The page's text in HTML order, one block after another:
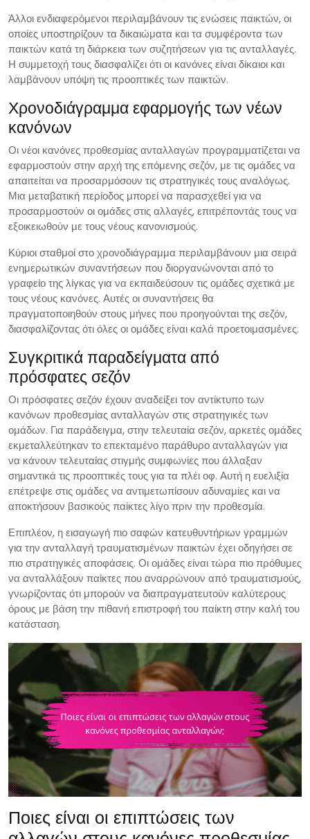
Άλλοι ενδιαφερόμενοι περιλαμβάνουν τις ενώσεις παικτών, οι
οποίες υποστηρίζουν τα δικαιώματα και τα συμφέροντα των
παικτών κατά τη διάρκεια των συζητήσεων για τις ανταλλαγές.
Η συμμετοχή τους διασφαλίζει ότι οι κανόνες είναι δίκαιοι και
λαμβάνουν υπόψη τις προοπτικές των παικτών.
Χρονοδιάγραμμα εφαρμογής των νέων
κανόνων
Οι νέοι κανόνες προθεσμίας ανταλλαγών προγραμματίζεται να
εφαρμοστούν στην αρχή της επόμενης σεζόν, με τις ομάδες να
απαιτείται να προσαρμόσουν τις στρατηγικές τους αναλόγως.
Μια μεταβατική περίοδος μπορεί να παρασχεθεί για να
προσαρμοστούν οι ομάδες στις αλλαγές, επιτρέποντάς τους να
εξοικειωθούν με τους νέους κανονισμούς.
Κύριοι σταθμοί στο χρονοδιάγραμμα περιλαμβάνουν μια σειρά
ενημερωτικών συναντήσεων που διοργανώνονται από το
γραφείο της λίγκας για να εκπαιδεύσουν τις ομάδες σχετικά με
τους νέους κανόνες. Αυτές οι συναντήσεις θα
πραγματοποιηθούν στους μήνες που προηγούνται της σεζόν,
διασφαλίζοντας ότι όλες οι ομάδες είναι καλά προετοιμασμένες.
Συγκριτικά παραδείγματα από
πρόσφατες σεζόν
Οι πρόσφατες σεζόν έχουν αναδείξει τον αντίκτυπο των
κανόνων προθεσμίας ανταλλαγών στις στρατηγικές των
ομάδων. Για παράδειγμα, στην τελευταία σεζόν, αρκετές ομάδες
εκμεταλλεύτηκαν το επεκταμένο παράθυρο ανταλλαγών για
να κάνουν τελευταίας στιγμής συμφωνίες που άλλαξαν
σημαντικά τις προοπτικές τους για τα πλέι οφ. Αυτή η ευελιξία
επέτρεψε στις ομάδες να αντιμετωπίσουν αδυναμίες και να
αποκτήσουν βασικούς παίκτες λίγο πριν την προθεσμία.
Επιπλέον, η εισαγωγή πιο σαφών κατευθυντήριων γραμμών
για την ανταλλαγή τραυματισμένων παικτών έχει οδηγήσει σε
πιο στρατηγικές αποφάσεις. Οι ομάδες είναι τώρα πιο πρόθυμες
να ανταλλάξουν παίκτες που αναρρώνουν από τραυματισμούς,
γνωρίζοντας ότι μπορούν να διαπραγματευτούν καλύτερους
όρους με βάση την πιθανή επιστροφή του παίκτη στην καλή του
κατάσταση.
Ποιες είναι οι επιπτώσεις των